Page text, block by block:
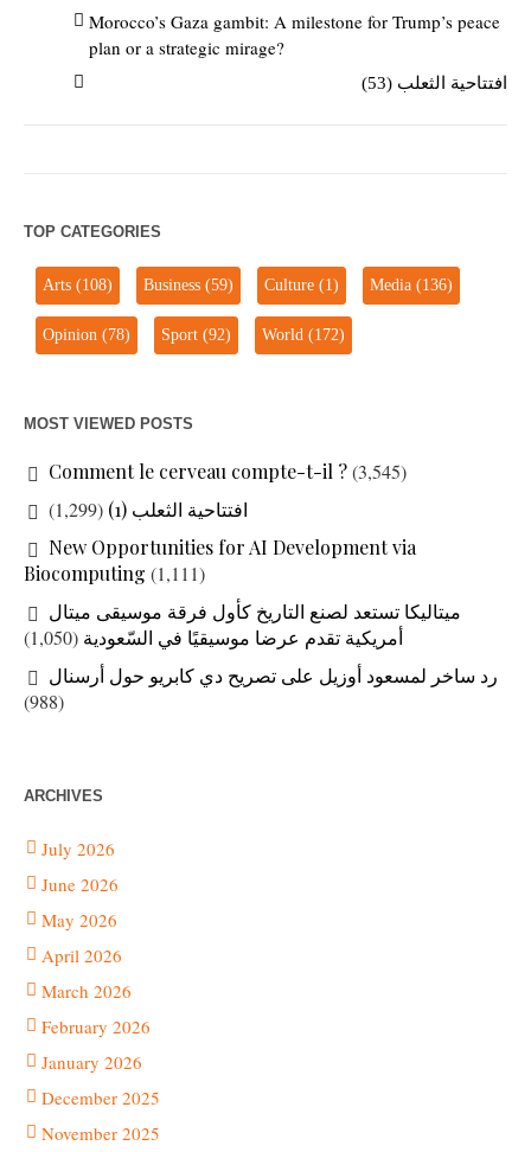
Morocco’s Gaza gambit: A milestone for Trump’s peace
plan or a strategic mirage?
افتتاحية الثعلب (53)
TOP CATEGORIES
Arts (108) Business (59) Culture (1) Media (136)
Opinion (78) Sport (92) World (172)
MOST VIEWED POSTS
Comment le cerveau compte-t-il ?(3,545)
افتتاحية الثعلب (1)
(1,299)
New Opportunities for AI Development via
Biocomputing (1,111)
ميتاليكا تستعد لصنع التاريخ كأول فرقة موسيقى ميتال
أمريكية تقدم عرضا موسيقيًا في السّعودية (1,050)
رد ساخر لمسعود أوزيل على تصريح دي كابريو حول أرسنال
(988)
ARCHIVES
July 2026
June 2026
May 2026
April 2026
March 2026
February 2026
January 2026
December 2025
November 2025